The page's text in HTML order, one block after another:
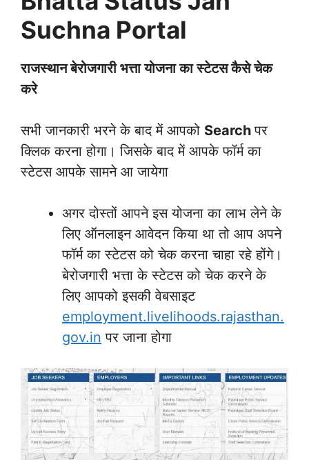
Suchna Portal
राजस्थान बेरोजगारी भत्ता योजना का स्टेटस कैसे चेक
करे
सभी जानकारी भरने के बाद में आपको Searchपर
क्लिक करना होगा। जिसके बाद में आपके फॉर्म का
स्टेटस आपके सामने आ जायेगा
अगर दोस्तों आपने इस योजना का लाभ लेने के
लिए ऑनलाइन आवेदन किया था तो आप अपने
फॉर्म का स्टेटस को चेक करना चाहा रहे होंगे।
बेरोजगारी भत्ता के स्टेटस को चेक करने के
लिए आपको इसकी वेबसाइट
employment.livelihoods.rajasthan.
gov.in पर जाना होगा